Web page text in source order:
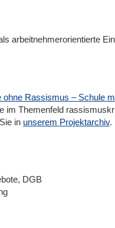
arbeitnehmerorientierte
Rassismus – Schule
im Themenfeld
in unserem Projektarchiv.
DGB